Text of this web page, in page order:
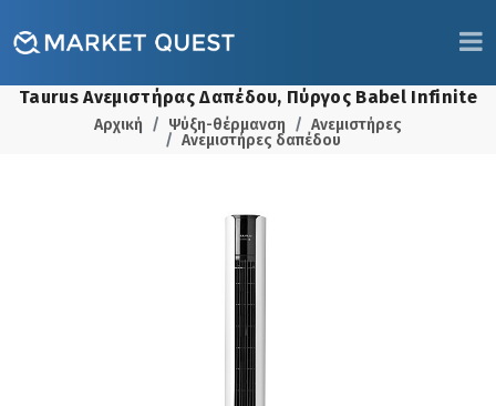
Taurus Ανεμιστήρας Δαπέδου, Πύργος Babel Infinite
Αρχική Ψύξη-θέρμανση
Ανεμιστήρες
Ανεμιστήρες δαπέδου